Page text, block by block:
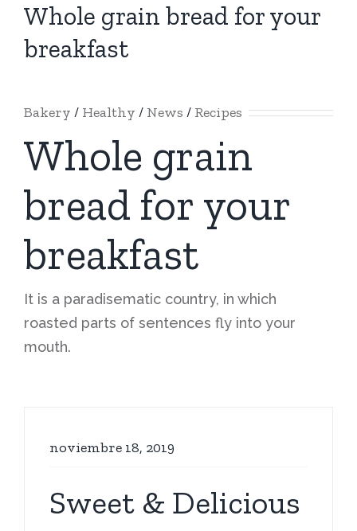
Larger
Whole grain bread for your
breakfast
Bakery / Healthy /News / Recipes
Whole grain
bread for your
breakfast
It is a paradisematic country, in which
roasted parts of sentences fly into your
mouth.
noviembre 18, 2019
Sweet & Delicious